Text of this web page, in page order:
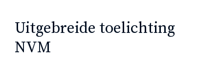
Uitgebreide toelichting
NVM